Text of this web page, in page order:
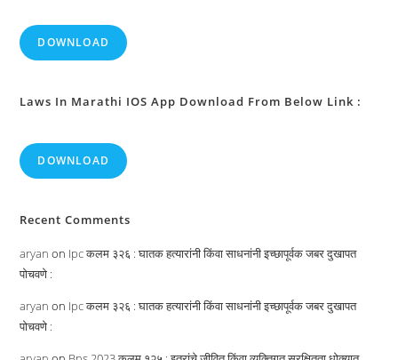
DOWNLOAD
Laws In Marathi IOS App Download From Below Link :
DOWNLOAD
Recent Comments
aryan on Ipc कलम ३२६ : घातक हत्यारांनी किंवा साधनांनी इच्छापूर्वक जबर दुखापत
पोचवणे :
aryan on Ipc कलम ३२६ : घातक हत्यारांनी किंवा साधनांनी इच्छापूर्वक जबर दुखापत
पोचवणे :